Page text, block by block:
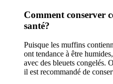
Comment conserver
santé?
Puisque les muffins
ont tendance à être
avec des bleuets congelés.
il est recommandé de